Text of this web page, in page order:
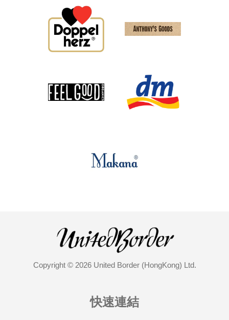
Copyright © 2026 United Border (HongKong) Ltd.
快速連結